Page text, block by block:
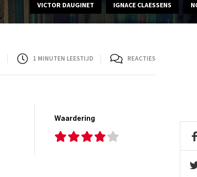
VICTOR DAUGINET IGNACE CLAESSENS
1 MINUTEN LEESTIJD REACTIES
Waardering